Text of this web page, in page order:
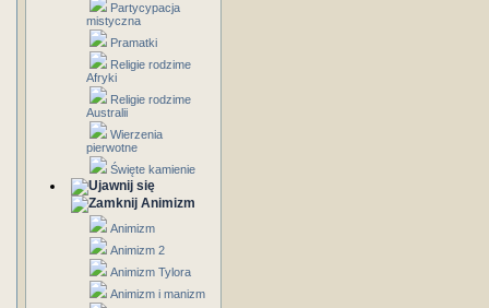
Partycypacja
mistyczna
Pramatki
Religie rodzime
Afryki
Religie rodzime
Australii
Wierzenia
pierwotne
Święte kamienie
Animizm
Animizm
Animizm 2
Animizm Tylora
Animizm i manizm